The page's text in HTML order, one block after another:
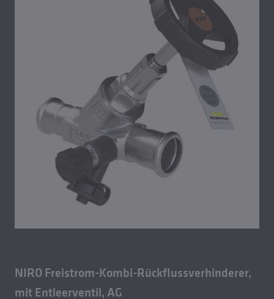
NIRO Freistrom-Kombi-Rückflussverhinderer,
mit Entleerventil, AG